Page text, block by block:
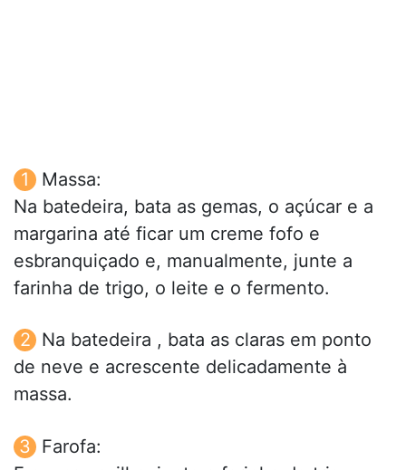
Massa:
Na batedeira, bata as gemas, o açúcar e a
margarina até ficar um creme fofo e
esbranquiçado e, manualmente, junte a
farinha de trigo, o leite e o fermento.
Na batedeira , bata as claras em ponto
de neve e acrescente delicadamente à
massa.
Farofa: